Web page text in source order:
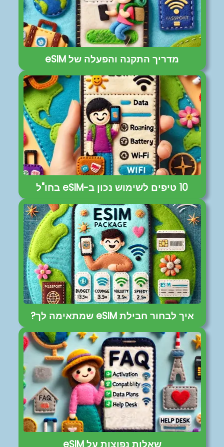
מדריך התקנה והפעלה של eSIM
10 טיפים לשימוש נכון ב-eSIM בחו"ל
איך לבחור חבילת eSIM שמתאימה לך?